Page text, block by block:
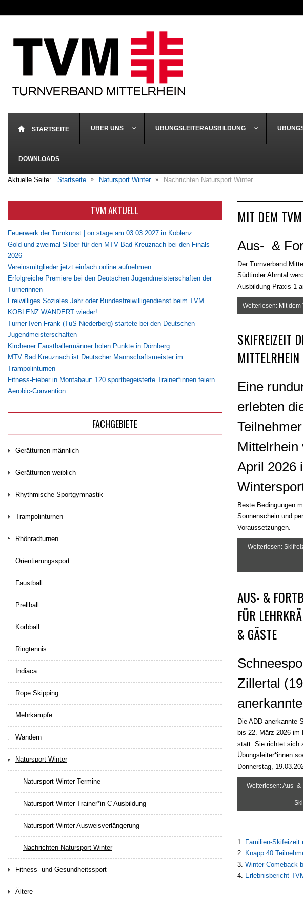
STARTSEITE ÜBER UNS ÜBUNGSLEITERAUSBILDUNG
DOWNLOADS
Aktuelle Seite: Startseite Natursport Winter Nachrichten Natursport Winter
MIT DEM
Aus- &
Der Turnverband
Südtiroler Ahrntal
Ausbildung Praxis 1
Weiterlesen: Mit
SKIFREIZEIT
Eine
erlebten
Mittelrhein
April 2026
Beste Bedingungen
Sonnenschein und
Voraussetzungen.
Weiterlesen:
AUS- &
FÜR
& GÄSTE
Zillertal
Die ADD-anerkannte
bis 22. März 2026
statt. Sie richtet sich
Übungsleiter*innen
Donnerstag,
Weiterlesen: Aus-
Familien-Skifeizeit
Knapp 40
Winter-Comeback
Erlebnisbericht
TVM AKTUELL
Feuerwerk der Turnkunst | on stage am 03.03.2027 in Koblenz
Gold und zweimal Silber für den MTV Bad Kreuznach bei den Finals
2026
Vereinsmitglieder jetzt einfach online aufnehmen
Erfolgreiche Premiere bei den Deutschen Jugendmeisterschaften der
Turnerinnen
Freiwilliges Soziales Jahr oder Bundesfreiwilligendienst beim TVM
KOBLENZ WANDERT wieder!
Turner Iven Frank (TuS Niederberg) startete bei den Deutschen
Jugendmeisterschaften
Kirchener Faustballermänner holen Punkte in Dörnberg
MTV Bad Kreuznach ist Deutscher Mannschaftsmeister im
Trampolinturnen
Fitness-Fieber in Montabaur: 120 sportbegeisterte Trainer*innen feiern
Aerobic-Convention
FACHGEBIETE
Gerätturnen männlich
Gerätturnen weiblich
Rhythmische Sportgymnastik
Trampolinturnen
Rhönradturnen
Orientierungssport
Faustball
Prellball
Korbball
Ringtennis
Indiaca
Rope Skipping
Mehrkämpfe
Wandern
Natursport Winter
Natursport Winter Termine
Natursport Winter Trainer*in C Ausbildung
Natursport Winter Ausweisverlängerung
Nachrichten Natursport Winter
Fitness- und Gesundheitssport
Ältere